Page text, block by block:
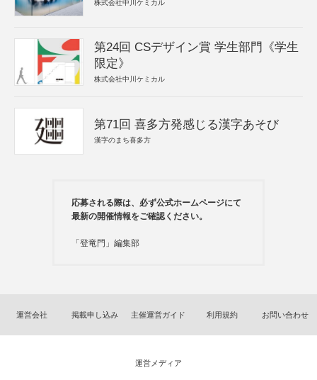
株式会社中川ケミカル
第24回 CSデザイン賞 学生部門《学生
限定》
株式会社中川ケミカル
第71回 喜多方発感じる漢字あそび
漢字のまち喜多方
応募される際は、必ず公式ホームページにて
最新の開催情報をご確認ください。
「登竜門」編集部
運営会社 掲載申し込み 主催運営ガイド 利用規約 お問い合わせ
運営メディア